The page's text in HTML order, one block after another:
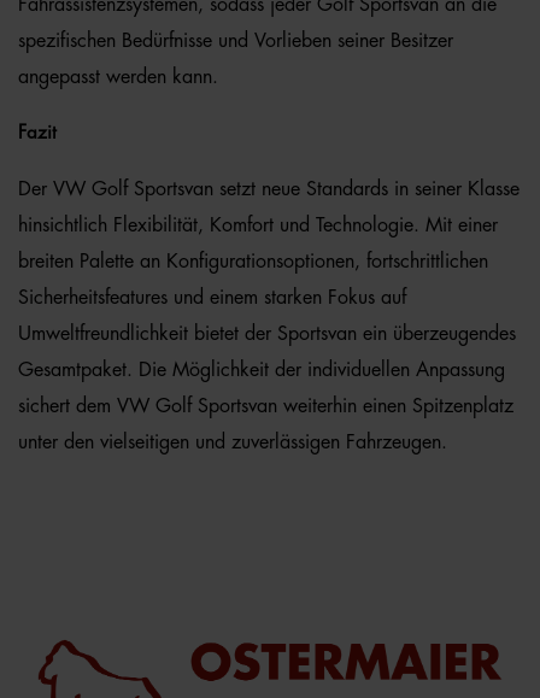
Fahrassistenzsystemen, sodass jeder Golf Sportsvan an die
spezifischen Bedürfnisse und Vorlieben seiner Besitzer
angepasst werden kann.
Fazit
Der VW Golf Sportsvan setzt neue Standards in seiner Klasse
hinsichtlich Flexibilität, Komfort und Technologie. Mit einer
breiten Palette an Konfigurationsoptionen, fortschrittlichen
Sicherheitsfeatures und einem starken Fokus auf
Umweltfreundlichkeit bietet der Sportsvan ein überzeugendes
Gesamtpaket. Die Möglichkeit der individuellen Anpassung
sichert dem VW Golf Sportsvan weiterhin einen Spitzenplatz
unter den vielseitigen und zuverlässigen Fahrzeugen.